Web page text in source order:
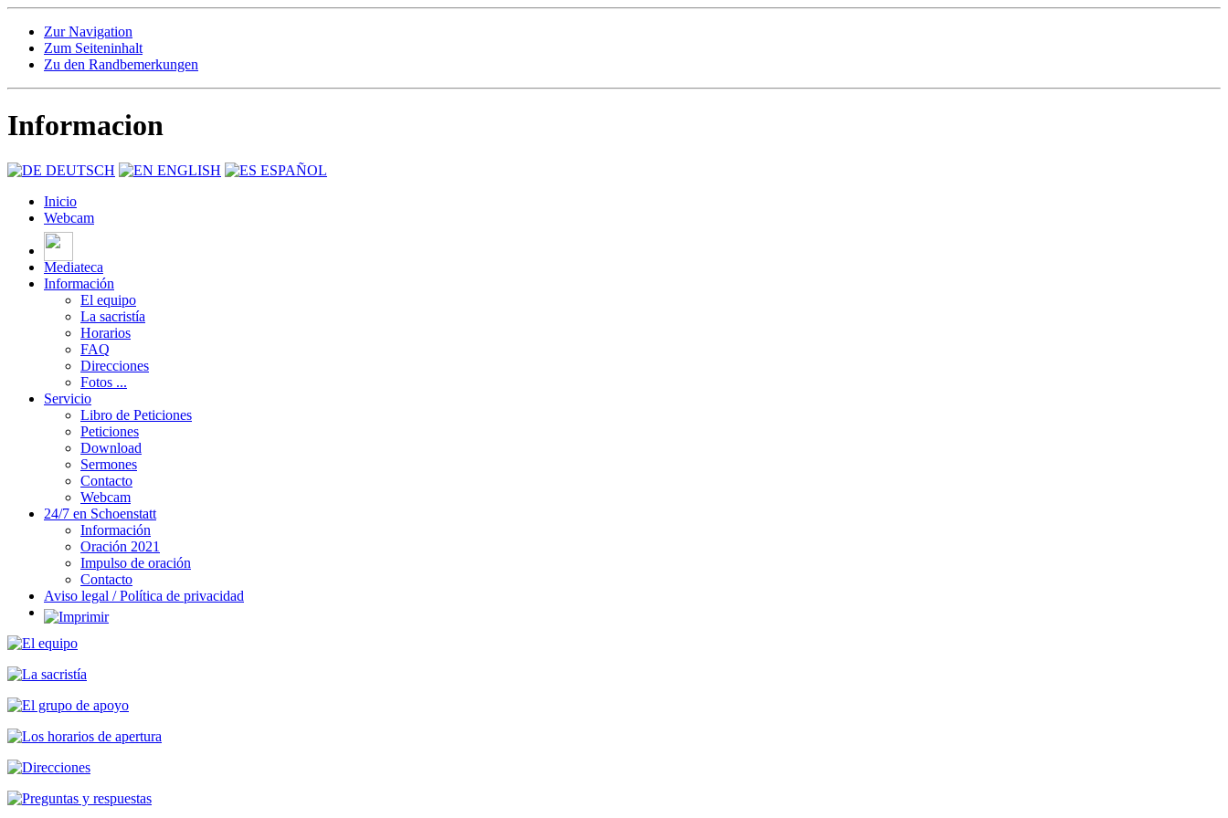
Zur Navigation
Zum Seiteninhalt
Zu den Randbemerkungen
Informacion
DEUTSCH ENGLISH
ESPAÑOL
Inicio
Webcam
Mediateca
Información
El equipo
La sacristía
Horarios
FAQ
Direcciones
Fotos ...
Servicio
Libro de Peticiones
Peticiones
Download
Sermones
Contacto
Webcam
24/7 en Schoenstatt
Información
Oración 2021
Impulso de oración
Contacto
Aviso legal / Política de privacidad